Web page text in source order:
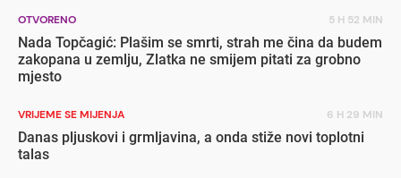
OTVORENO 5 H 52 MIN
Nada Topčagić: Plašim se smrti, strah me čina da budem
zakopana u zemlju, Zlatka ne smijem pitati za grobno
mjesto
VRIJEME SE MIJENJA 6 H 29 MIN
Danas pljuskovi i grmljavina, a onda stiže novi toplotni
talas